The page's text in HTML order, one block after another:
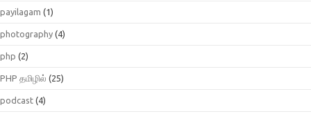
payilagam (1)
photography (4)
php (2)
PHP தமிழில் (25)
podcast (4)